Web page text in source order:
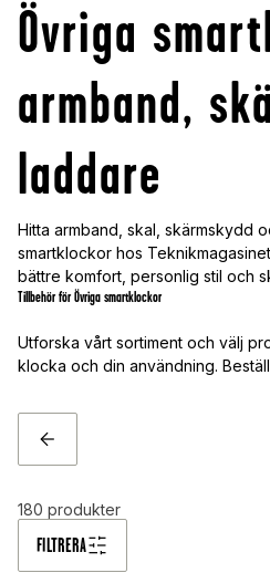
Övriga
armband,
laddare
Hitta armband, skal, skärmskydd
smartklockor hos
bättre komfort, personlig stil och
Tillbehör för Övriga smartklockor
Utforska vårt sortiment och välj
klocka och din användning.
TILLBAKA
FILTRERA
180 produkter